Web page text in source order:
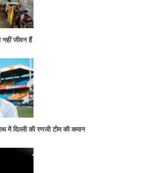
नहीं जीवन हैं
में दिल्ली की रणजी टीम की कमान